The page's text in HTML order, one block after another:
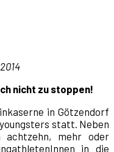
nicht zu stoppen!
in Götzendorf
statt. Neben
achtzehn, mehr oder
in die